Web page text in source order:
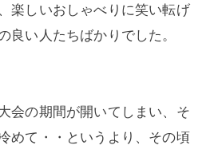
楽しいおしゃべりに笑い転げ
良い人たちばかりでした。
会の期間が開いてしまい、そ
めて・・というより、その頃